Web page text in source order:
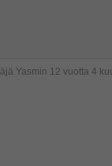
Yasmin 12 vuotta 4